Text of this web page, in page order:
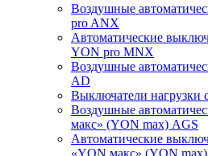
Воздушные
pro ANX
Автоматические
YON pro MNX
Воздушные
AD
Выключатели нагрузки
Воздушные
макс» (YON max) AGS
Автоматические
«YON макс» (YON